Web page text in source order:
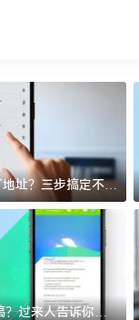
址？三步搞定不踩
过来人告诉你门